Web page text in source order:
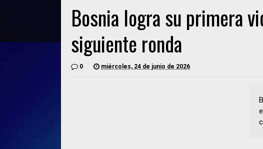
Bosnia logra su primera
siguiente ronda
0 miércoles, 24 de junio de 2026